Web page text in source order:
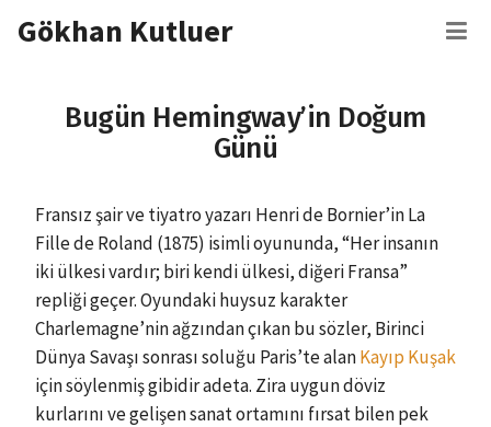
atlaGökhan Kutluer
Bugün Hemingway’in Doğum
Günü
Fransız şair ve tiyatro yazarı Henri de Bornier’in La
Fille de Roland (1875) isimli oyununda, “Her insanın
iki ülkesi vardır; biri kendi ülkesi, diğeri Fransa”
repliği geçer. Oyundaki huysuz karakter
Charlemagne’nin ağzından çıkan bu sözler, Birinci
Dünya Savaşı sonrası soluğu Paris’te alanKayıp Kuşak
için söylenmiş gibidir adeta. Zira uygun döviz
kurlarını ve gelişen sanat ortamını fırsat bilen pek